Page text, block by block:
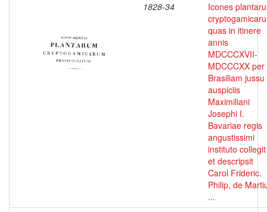
1828-34
Icones
quas in itinere
annis
MDCCCXVII-
MDCCCXX per
Brasiliam jussu
auspiciis
Maximiliani
Josephi I.
Bavariae regis
angustissimi
instituto collegit
et descripsit
Carol Frideric.
Philip, de
...